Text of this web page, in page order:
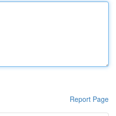
Report Page